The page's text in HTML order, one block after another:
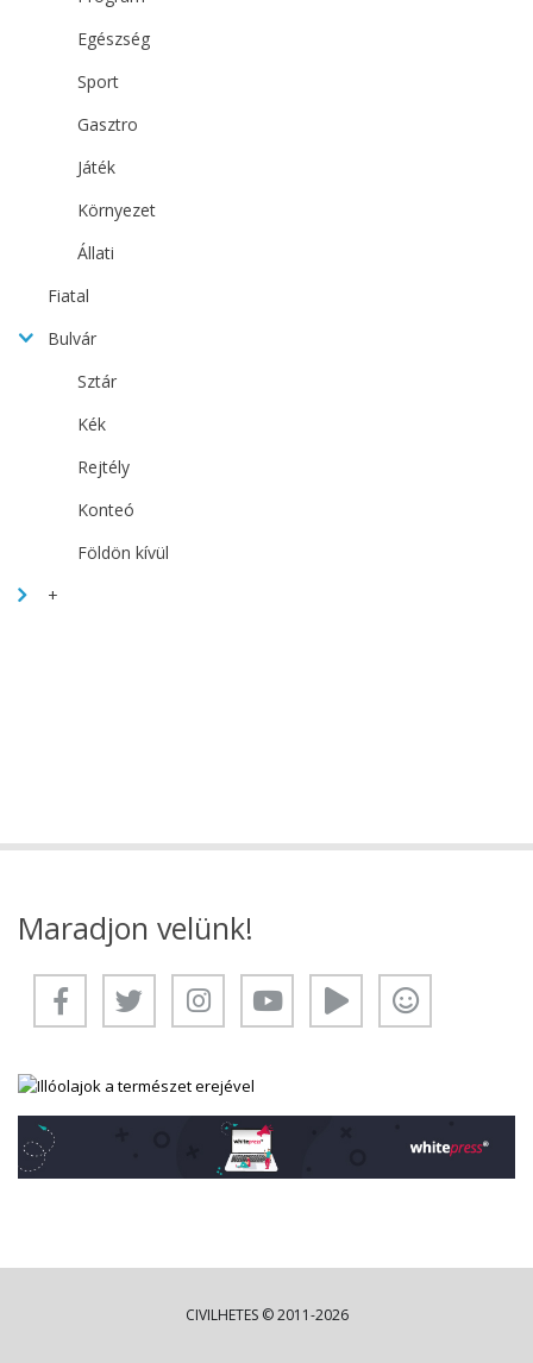
Egészség
Sport
Gasztro
Játék
Környezet
Állati
Fiatal
Bulvár
Sztár
Kék
Rejtély
Konteó
Földön kívül
+
Maradjon velünk!
CIVILHETES © 2011-2026